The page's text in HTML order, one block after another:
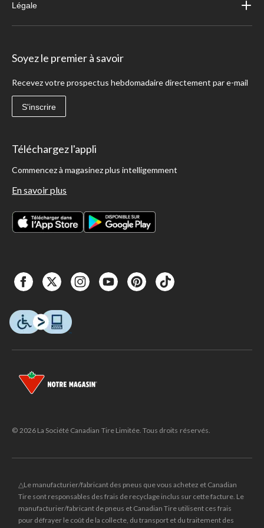
Légale
Soyez le premier à savoir
Recevez votre prospectus hebdomadaire directement par e-mail
S'inscrire
Téléchargez l'appli
Commencez à magasinez plus intelligemment
En savoir plus
© 2026 La Société Canadian Tire Limitée. Tous droits réservés.
△Le manufacturier/fabricant des pneus que vous achetez et Canadian
Tire sont responsables des frais de recyclage inclus sur cette facture. Le
manufacturier/fabricant de pneus et Canadian Tire utilisent ces frais
pour défrayer le coût de la collecte, du transport et du traitement des